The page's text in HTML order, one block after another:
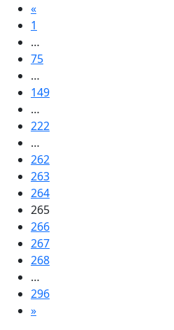
«
1
…
75
…
149
…
222
…
262
263
264
265
266
267
268
…
296
»